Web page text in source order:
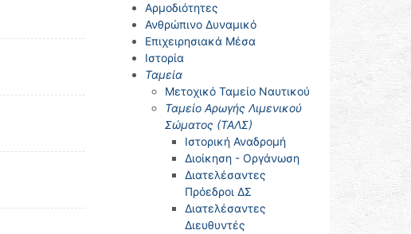
Αρμοδιότητες
Ανθρώπινο Δυναμικό
Επιχειρησιακά Μέσα
Ιστορία
Ταμεία
Μετοχικό Ταμείο Ναυτικού
Ταμείο Αρωγής Λιμενικού
Σώματος (ΤΑΛΣ)
Ιστορική Αναδρομή
Διοίκηση - Οργάνωση
Διατελέσαντες
Πρόεδροι ΔΣ
Διατελέσαντες
Διευθυντές